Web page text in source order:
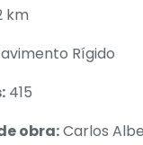
km
Rígido
415
obra:Carlos